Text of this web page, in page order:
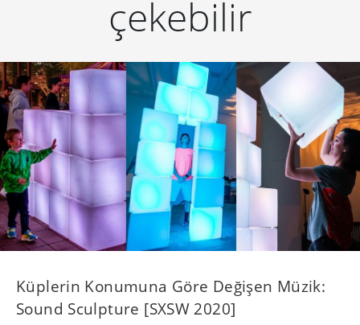
çekebilir
Küplerin Konumuna Göre Değişen Müzik:
Sound Sculpture [SXSW 2020]